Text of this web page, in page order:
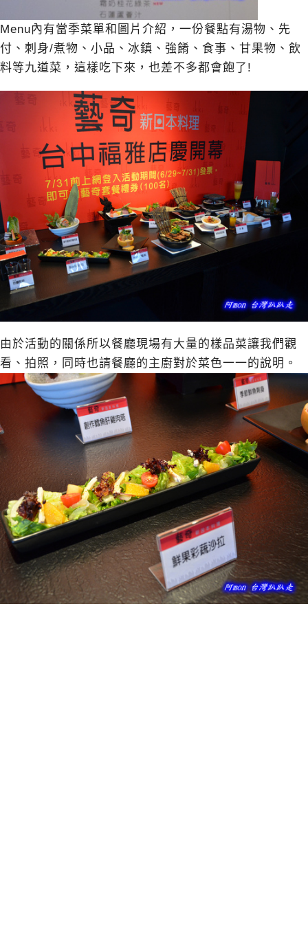
Menu內有當季菜單和圖片介紹，一份餐點有湯物、先
付、刺身/煮物、小品、冰鎮、強餚、食事、甘果物、飲
料等九道菜，這樣吃下來，也差不多都會飽了!
由於活動的關係所以餐廳現場有大量的樣品菜讓我們觀
看、拍照，同時也請餐廳的主廚對於菜色一一的說明。